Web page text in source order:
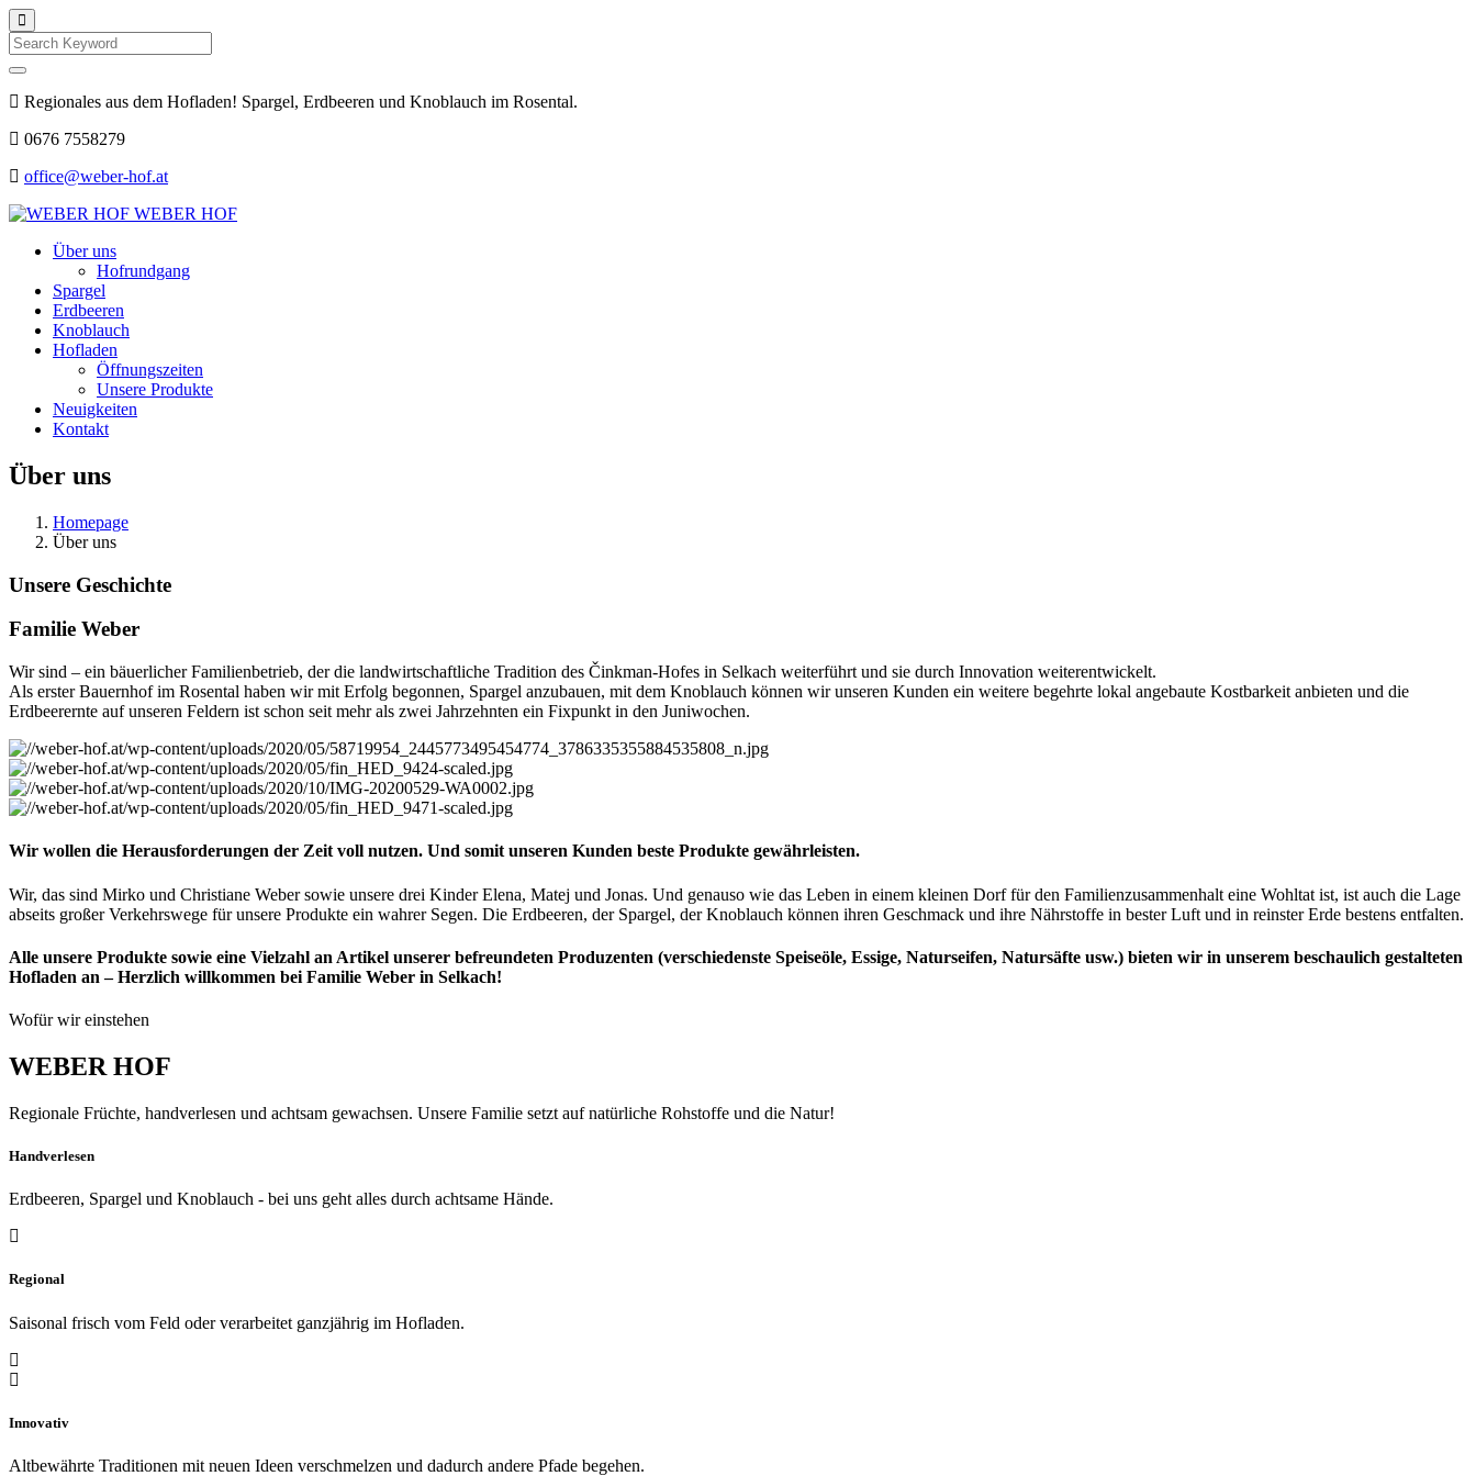
Search
Regionales aus dem Hofladen! Spargel, Erdbeeren und Knoblauch im Rosental.
0676 7558279
office@weber-hof.at
WEBER HOF
Über uns
Hofrundgang
Spargel
Erdbeeren
Knoblauch
Hofladen
Öffnungszeiten
Unsere Produkte
Neuigkeiten
Kontakt
Über uns
Homepage
Über uns
Unsere Geschichte
Familie Weber
Wir sind – ein bäuerlicher Familienbetrieb, der die landwirtschaftliche Tradition des Činkman-Hofes in Selkach weiterführt und sie durch Innovation weiterentwickelt.
Als erster Bauernhof im Rosental haben wir mit Erfolg begonnen, Spargel anzubauen, mit dem Knoblauch können wir unseren Kunden ein weitere begehrte lokal angebaute Kostbarkeit anbieten und die
Erdbeerernte auf unseren Feldern ist schon seit mehr als zwei Jahrzehnten ein Fixpunkt in den Juniwochen.
Wir wollen die Herausforderungen der Zeit voll nutzen. Und somit unseren Kunden beste Produkte gewährleisten.
Wir, das sind Mirko und Christiane Weber sowie unsere drei Kinder Elena, Matej und Jonas. Und genauso wie das Leben in einem kleinen Dorf für den Familienzusammenhalt eine Wohltat ist, ist auch die Lage
abseits großer Verkehrswege für unsere Produkte ein wahrer Segen. Die Erdbeeren, der Spargel, der Knoblauch können ihren Geschmack und ihre Nährstoffe in bester Luft und in reinster Erde bestens entfalten.
Alle unsere Produkte sowie eine Vielzahl an Artikel unserer befreundeten Produzenten (verschiedenste Speiseöle, Essige, Naturseifen, Natursäfte usw.) bieten wir in unserem beschaulich gestalteten
Hofladen an –Herzlich willkommen bei Familie Weber in Selkach!
Wofür wir einstehen
WEBER HOF
Regionale Früchte, handverlesen und achtsam gewachsen. Unsere Familie setzt auf natürliche Rohstoffe und die Natur!
Handverlesen
Erdbeeren, Spargel und Knoblauch - bei uns geht alles durch achtsame Hände.
Regional
Saisonal frisch vom Feld oder verarbeitet ganzjährig im Hofladen.
Innovativ
Altbewährte Traditionen mit neuen Ideen verschmelzen und dadurch andere Pfade begehen.